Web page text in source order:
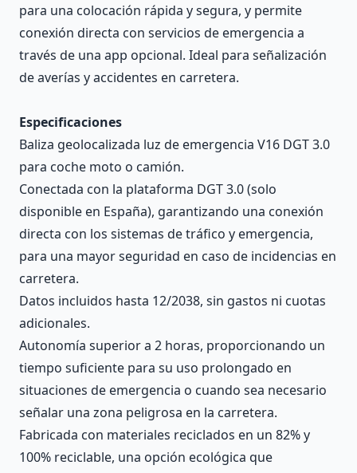
para una colocación rápida y segura, y permite
conexión directa con servicios de emergencia a
través de una app opcional. Ideal para señalización
de averías y accidentes en carretera.
Especificaciones
Baliza geolocalizada luz de emergencia V16 DGT 3.0
para coche moto o camión.
Conectada con la plataforma DGT 3.0 (solo
disponible en España), garantizando una conexión
directa con los sistemas de tráfico y emergencia,
para una mayor seguridad en caso de incidencias en
carretera.
Datos incluidos hasta 12/2038, sin gastos ni cuotas
adicionales.
Autonomía superior a 2 horas, proporcionando un
tiempo suficiente para su uso prolongado en
situaciones de emergencia o cuando sea necesario
señalar una zona peligrosa en la carretera.
Fabricada con materiales reciclados en un 82% y
100% reciclable, una opción ecológica que